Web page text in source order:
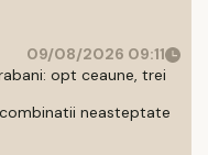
09/08/2026 09:11
opt ceaune, trei
neasteptate